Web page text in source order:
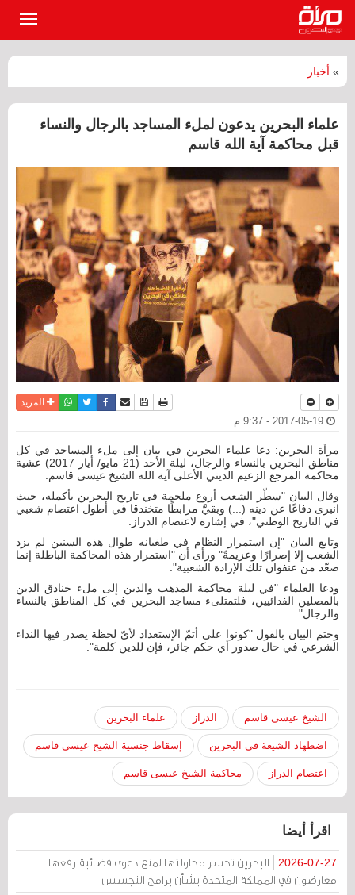
» أخبار
علماء البحرين يدعون لملء المساجد بالرجال والنساء
قبل محاكمة آية الله قاسم
نسخة للطباعة
حفظ الموضوع
أرسل الى صديق
فيسبوكتويترواتسابالمزيد
مرآة البحرين: دعا علماء البحرين في بيان إلى ملء المساجد في كل
مناطق البحرين بالنساء والرجال، ليلة الأحد (21 مايو/ أيار 2017) عشية
محاكمة المرجع الزعيم الديني الأعلى آية الله الشيخ عيسى قاسم.
وقال البيان "سطّر الشعب أروع ملحمة في تاريخ البحرين بأكمله، حيث
انبرى دفاعًا عن دينه (...) وبقيَّ مرابطًا متخندقا في أطول اعتصام شعبي
في التاريخ الوطني"، في إشارة لاعتصام الدراز.
وتابع البيان "إن استمرار النظام في طغيانه طوال هذه السنين لم يزد
الشعب إلا إصرارًا وعزيمةً" ورأى أن "استمرار هذه المحاكمة الباطلة إنما
صعّد من عنفوان تلك الإرادة الشعبية".
ودعا العلماء "في ليلة محاكمة المذهب والدين إلى ملء خنادق الدين
بالمصلين الفدائيين، فلتمتلىء مساجد البحرين في كل المناطق بالنساء
والرجال".
وختم البيان بالقول "كونوا على أتمّ الإستعداد لأيّ لحظة يصدر فيها النداء
الشرعي في حال صدور أي حكم جائر، فإن للدين كلمة".
الشيخ عيسى قاسم الدراز علماء البحرين
اضطهاد الشيعة في البحرين إسقاط جنسية الشيخ عيسى قاسم
اعتصام الدراز محاكمة الشيخ عيسى قاسم
اقرأ أيضا
2026-07-27
البحرين تخسر محاولتها لمنع دعوى قضائية رفعها
معارضون في المملكة المتحدة بشأن برامج التجسس